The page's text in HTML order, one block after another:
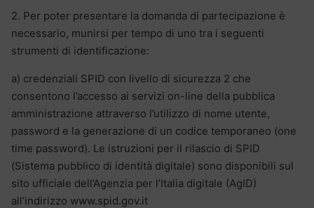
2. Per poter presentare la domanda di partecipazione è
necessario, munirsi per tempo di uno tra i seguenti
strumenti di identificazione:
a) credenziali SPID con livello di sicurezza 2 che
consentono l’accesso ai servizi on-line della pubblica
amministrazione attraverso l’utilizzo di nome utente,
password e la generazione di un codice temporaneo (one
time password). Le istruzioni per il rilascio di SPID
(Sistema pubblico di identità digitale) sono disponibili sul
sito ufficiale dell’Agenzia per l’Italia digitale (AgID)
all’indirizzo www.spid.gov.it